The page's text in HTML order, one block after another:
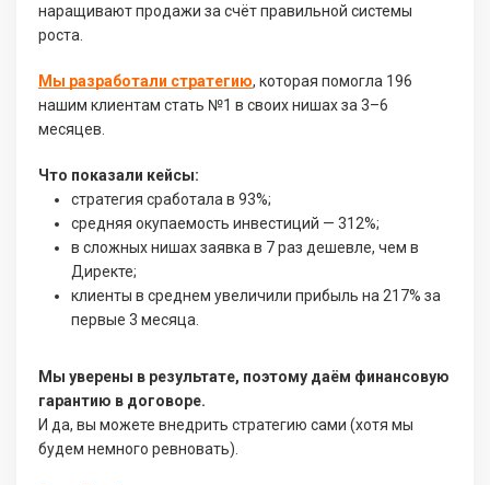
наращивают продажи за счёт правильной системы
роста.
Мы разработали стратегию, которая помогла 196
нашим клиентам стать №1 в своих нишах за 3–6
месяцев.
Что показали кейсы:
стратегия сработала в 93%;
средняя окупаемость инвестиций — 312%;
в сложных нишах заявка в 7 раз дешевле, чем в
Директе;
клиенты в среднем увеличили прибыль на 217% за
первые 3 месяца.
Мы уверены в результате, поэтому даём финансовую
гарантию в договоре.
И да, вы можете внедрить стратегию сами (хотя мы
будем немного ревновать).